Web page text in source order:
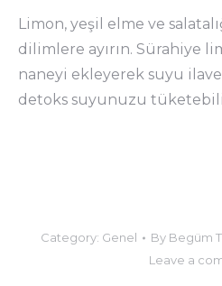
Limon, yeşil elme ve
dilimlere ayırın. Sürahiye
naneyi ekleyerek suyu
detoks suyunuzu
Category: Genel By Begüm
Leave a